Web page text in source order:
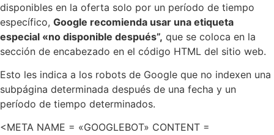
disponibles en la oferta solo por un período de tiempo
específico, Google recomienda usar una etiqueta
especial «no disponible después”, que se coloca en la
sección de encabezado en el código HTML del sitio web.
Esto les indica a los robots de Google que no indexen una
subpágina determinada después de una fecha y un
período de tiempo determinados.
<META NAME = «GOOGLEBOT» CONTENT =